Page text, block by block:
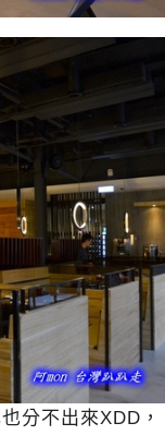
分不出來XDD，